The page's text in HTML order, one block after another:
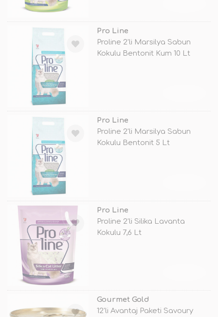
Pro Line
Proline 2'li Marsilya Sabun
Kokulu Bentonit Kum 10 Lt
Pro Line
Proline 2'li Marsilya Sabun
Kokulu Bentonit 5 Lt
Pro Line
Proline 2'li Silika Lavanta
Kokulu 7,6 Lt
Gourmet Gold
12'li Avantaj Paketi Savoury